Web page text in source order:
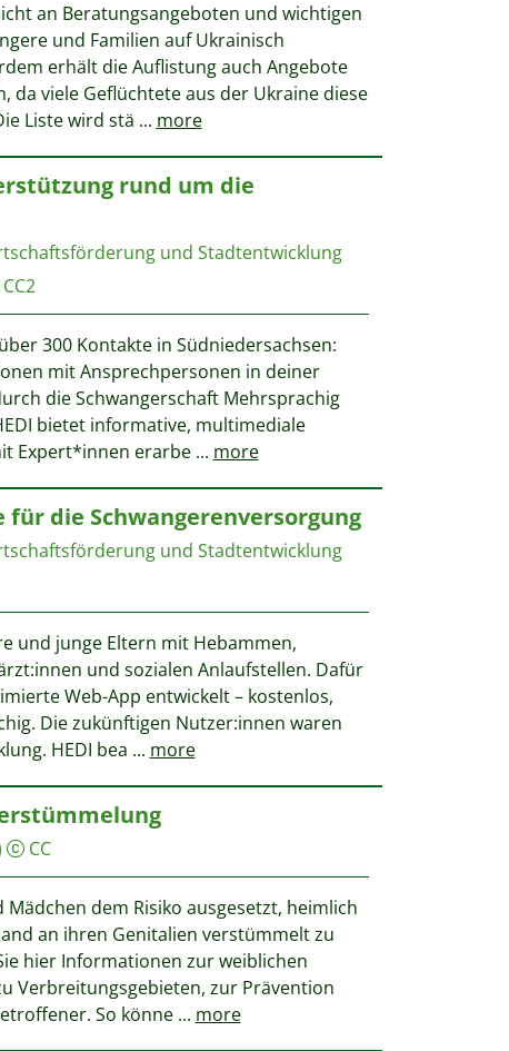
an Beratungsangeboten und wichtigen
und Familien auf Ukrainisch
erhält die Auflistung auch Angebote
da viele Geflüchtete aus der Ukraine diese
Liste wird stä ... more
rund um die
und Stadtentwicklung
300 Kontakte in Südniedersachsen:
mit Ansprechpersonen in deiner
die Schwangerschaft Mehrsprachig
bietet informative, multimediale
Expert*innen erarbe ... more
für die Schwangerenversorgung
und Stadtentwicklung
und junge Eltern mit Hebammen,
und sozialen Anlaufstellen. Dafür
Web-App entwickelt – kostenlos,
Die zukünftigen Nutzer:innen waren
HEDI bea ... more
CC
dem Risiko ausgesetzt, heimlich
an ihren Genitalien verstümmelt zu
hier Informationen zur weiblichen
Verbreitungsgebieten, zur Prävention
So könne ... more